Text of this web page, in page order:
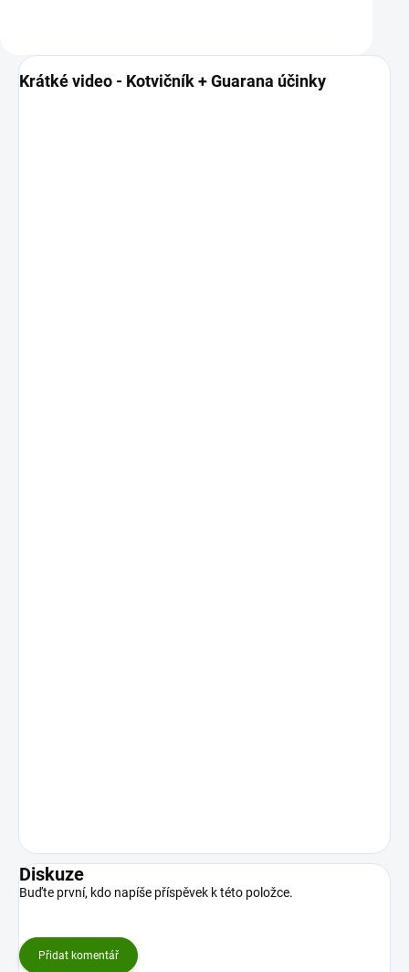
Krátké video - Kotvičník + Guarana účinky
Diskuze
Buďte první, kdo napíše příspěvek k této položce.
Přidat komentář